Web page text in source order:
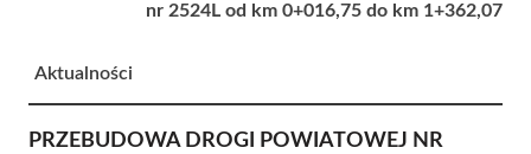
nr 2524L od km 0+016,75 do km 1+362,07
Aktualności
PRZEBUDOWA DROGI POWIATOWEJ NR